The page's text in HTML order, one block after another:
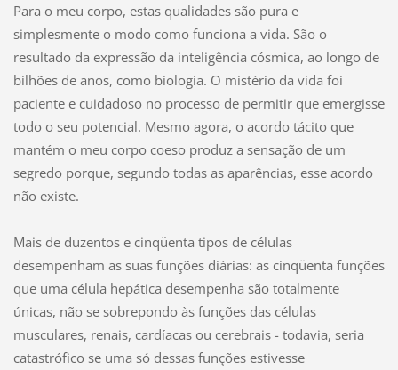
Para o meu corpo, estas qualidades são pura e
simplesmente o modo como funciona a vida. São o
resultado da expressão da inteligência cósmica, ao longo de
bilhões de anos, como biologia. O mistério da vida foi
paciente e cuidadoso no processo de permitir que emergisse
todo o seu potencial. Mesmo agora, o acordo tácito que
mantém o meu corpo coeso produz a sensação de um
segredo porque, segundo todas as aparências, esse acordo
não existe.
Mais de duzentos e cinqüenta tipos de células
desempenham as suas funções diárias: as cinqüenta funções
que uma célula hepática desempenha são totalmente
únicas, não se sobrepondo às funções das células
musculares, renais, cardíacas ou cerebrais - todavia, seria
catastrófico se uma só dessas funções estivesse